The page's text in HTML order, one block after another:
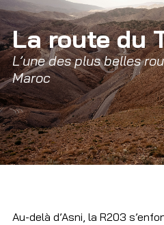
La route du
L’une des plus belles
Maroc
Au-delà d’Asni, la R203